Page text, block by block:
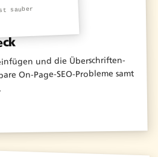
sauber
und die Überschriften-
On-Page-SEO-Probleme samt